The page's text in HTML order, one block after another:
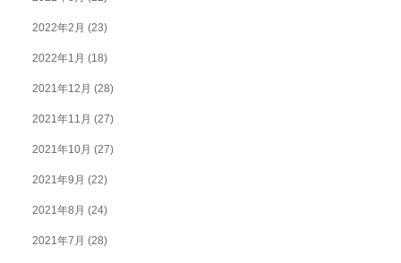
2022年2月 (23)
2022年1月 (18)
2021年12月 (28)
2021年11月 (27)
2021年10月 (27)
2021年9月 (22)
2021年8月 (24)
2021年7月 (28)